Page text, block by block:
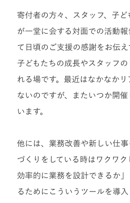
寄付者の方々、スタッフ、子
が一堂に会する対面での活動
て日頃のご支援の感謝をお伝え
子どもたちの成長やスタッフ
れる場です。最近はなかなか
ないのですが、またいつか開
います。
他には、業務改善や新しい仕
づくりをしている時はワクワ
効率的に業務を設計できるか
るためにこういうツールを導